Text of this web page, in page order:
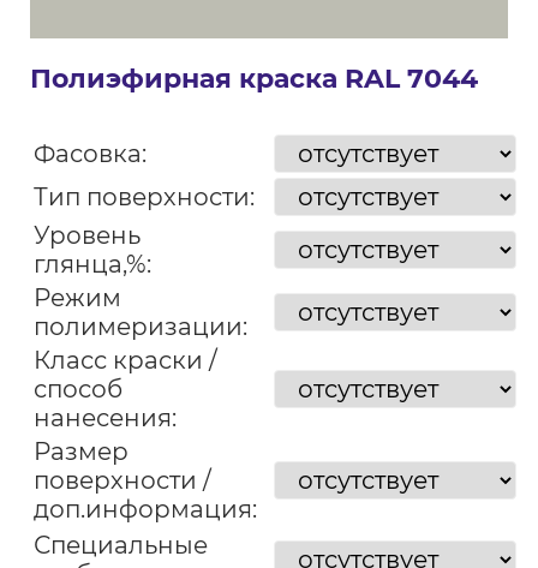
Полиэфирная краска RAL 7044
Фасовка:
Тип поверхности:
Уровень
глянца,%:
Режим
полимеризации:
Класс краски /
способ
нанесения:
Размер
поверхности /
доп.информация:
Специальные